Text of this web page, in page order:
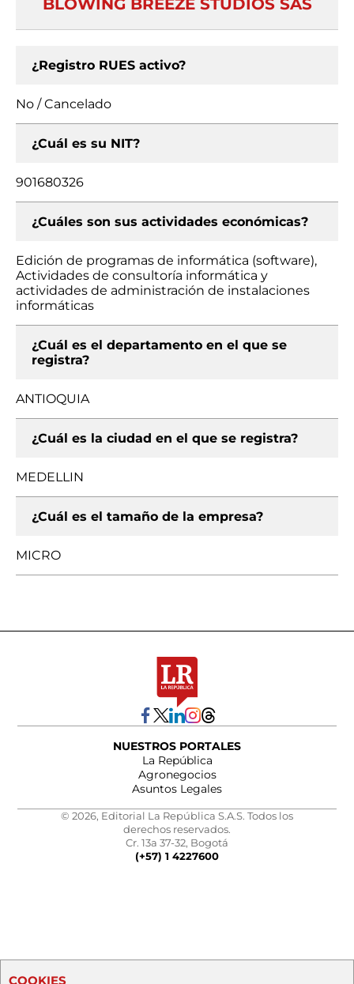
BLOWING BREEZE STUDIOS SAS
¿Registro RUES activo?
No / Cancelado
¿Cuál es su NIT?
901680326
¿Cuáles son sus actividades económicas?
Edición de programas de informática (software),
Actividades de consultoría informática y
actividades de administración de instalaciones
informáticas
¿Cuál es el departamento en el que se
registra?
ANTIOQUIA
¿Cuál es la ciudad en el que se registra?
MEDELLIN
¿Cuál es el tamaño de la empresa?
MICRO
NUESTROS PORTALES
La República
Agronegocios
Asuntos Legales
© 2026, Editorial La República S.A.S. Todos los
derechos reservados.
Cr. 13a 37-32, Bogotá
(+57) 1 4227600
COOKIES